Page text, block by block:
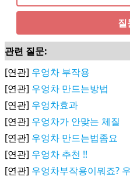
질
관련 질문:
[연관] 우엉차 부작용
[연관] 우엉차 만드는방법
[연관] 우엉차효과
[연관] 우엉차가 안맞는 체질
[연관] 우엉차 만드는법좀요
[연관] 우엉차 추천 !!
[연관] 우엉차부작용이뭐죠?